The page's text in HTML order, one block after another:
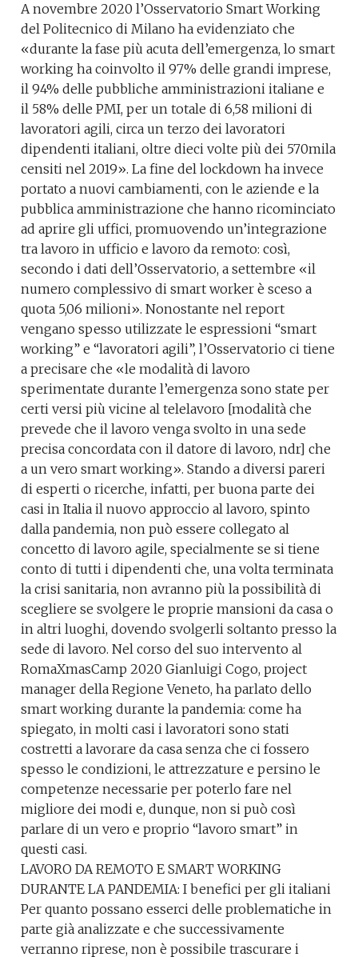
A novembre 2020 l’Osservatorio Smart Working
del Politecnico di Milano ha evidenziato che
«durante la fase più acuta dell’emergenza, lo smart
working ha coinvolto il 97% delle grandi imprese,
il 94% delle pubbliche amministrazioni italiane e
il 58% delle PMI, per un totale di 6,58 milioni di
lavoratori agili, circa un terzo dei lavoratori
dipendenti italiani, oltre dieci volte più dei 570mila
censiti nel 2019». La fine del lockdown ha invece
portato a nuovi cambiamenti, con le aziende e la
pubblica amministrazione che hanno ricominciato
ad aprire gli uffici, promuovendo un’integrazione
tra lavoro in ufficio e lavoro da remoto: così,
secondo i dati dell’Osservatorio, a settembre «il
numero complessivo di smart worker è sceso a
quota 5,06 milioni». Nonostante nel report
vengano spesso utilizzate le espressioni “smart
working” e “lavoratori agili”, l’Osservatorio ci tiene
a precisare che «le modalità di lavoro
sperimentate durante l’emergenza sono state per
certi versi più vicine al telelavoro [modalità che
prevede che il lavoro venga svolto in una sede
precisa concordata con il datore di lavoro, ndr] che
a un vero smart working». Stando a diversi pareri
di esperti o ricerche, infatti, per buona parte dei
casi in Italia il nuovo approccio al lavoro, spinto
dalla pandemia, non può essere collegato al
concetto di lavoro agile, specialmente se si tiene
conto di tutti i dipendenti che, una volta terminata
la crisi sanitaria, non avranno più la possibilità di
scegliere se svolgere le proprie mansioni da casa o
in altri luoghi, dovendo svolgerli soltanto presso la
sede di lavoro. Nel corso del suo intervento al
RomaXmasCamp 2020 Gianluigi Cogo, project
manager della Regione Veneto, ha parlato dello
smart working durante la pandemia: come ha
spiegato, in molti casi i lavoratori sono stati
costretti a lavorare da casa senza che ci fossero
spesso le condizioni, le attrezzature e persino le
competenze necessarie per poterlo fare nel
migliore dei modi e, dunque, non si può così
parlare di un vero e proprio “lavoro smart” in
questi casi.
LAVORO DA REMOTO E SMART WORKING
DURANTE LA PANDEMIA: I benefici per gli italiani
Per quanto possano esserci delle problematiche in
parte già analizzate e che successivamente
verranno riprese, non è possibile trascurare i